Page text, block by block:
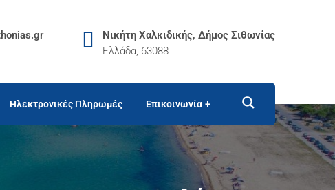
Νικήτη Χαλκιδικής, Δήμος Σιθωνίας
Ελλάδα, 63088
Ηλεκτρονικές Πληρωμές Επικοινωνία